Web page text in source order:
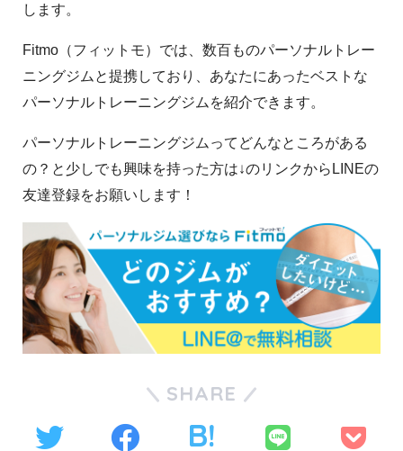
します。
Fitmo（フィットモ）では、数百ものパーソナルトレー
ニングジムと提携しており、あなたにあったベストな
パーソナルトレーニングジムを紹介できます。
パーソナルトレーニングジムってどんなところがある
の？と少しでも興味を持った方は↓のリンクからLINEの
友達登録をお願いします！
SHARE